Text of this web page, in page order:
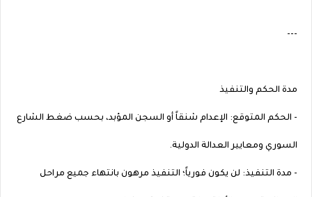
---
مدة الحكم والتنفيذ
- الحكم المتوقع: الإعدام شنقاً أو السجن المؤبد، بحسب ضغط الشارع
السوري ومعايير العدالة الدولية.
- مدة التنفيذ: لن يكون فورياً؛ التنفيذ مرهون بانتهاء جميع مراحل